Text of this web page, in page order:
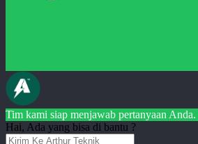
Tim kami siap menjawab pertanyaan
Hai, Ada yang bisa di bantu ?